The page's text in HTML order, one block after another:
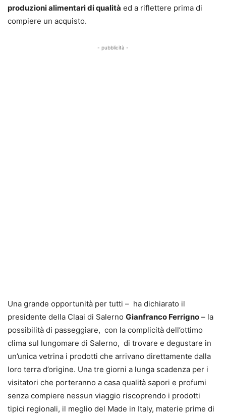
produzioni alimentari di qualità ed a riflettere prima di
compiere un acquisto.
- pubblicità -
Una grande opportunità per tutti – ha dichiarato il
presidente della Claai di Salerno Gianfranco Ferrigno – la
possibilità di passeggiare, con la complicità dell’ottimo
clima sul lungomare di Salerno, di trovare e degustare in
un’unica vetrina i prodotti che arrivano direttamente dalla
loro terra d’origine. Una tre giorni a lunga scadenza per i
visitatori che porteranno a casa qualità sapori e profumi
senza compiere nessun viaggio riscoprendo i prodotti
tipici regionali, il meglio del Made in Italy, materie prime di